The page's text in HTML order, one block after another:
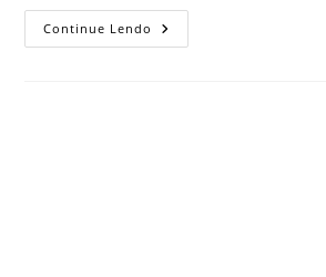
Continue Lendo